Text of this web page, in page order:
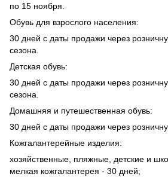
по 15 ноября.
Обувь для взрослого населения:
30 дней с даты продажи через
сезона.
Детская обувь:
30 дней с даты продажи через
сезона.
Домашняя и путешественная обувь:
30 дней с даты продажи через
Кожгалантерейные изделия:
хозяйственные, пляжные, детские и
мелкая кожгалантерея - 30 дней;